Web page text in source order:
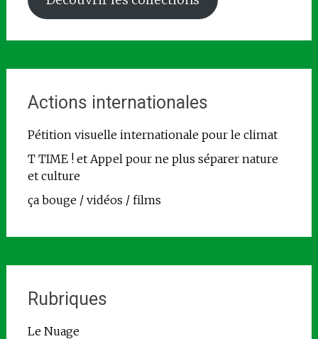
Actions internationales
Pétition visuelle internationale pour le climat
T TIME ! et Appel pour ne plus séparer nature
et culture
ça bouge / vidéos / films
Rubriques
Le Nuage